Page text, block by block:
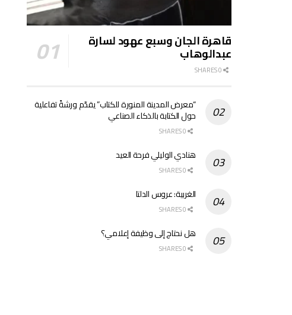
قاهرة الجان وسبع عهود لسارة
عبدالوهاب
“معرض المدينة المنورة للكتاب” يقدّم ورشةً تفاعلية
حول الكتابة بالذكاء الصناعي
هنادي الوليلي فرحة العيد
الغربية: عروس الدلتا
هل نحتاج إلى وظيفة إعلامي؟